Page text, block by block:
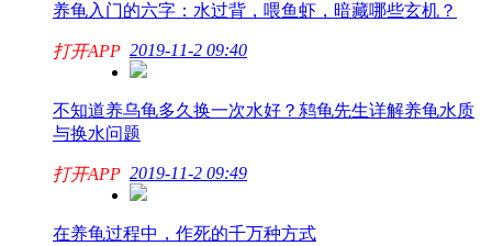
养龟入门的六字：水过背，喂鱼虾，暗藏哪些玄机？
2019-11-2 09:40
打开APP
不知道养乌龟多久换一次水好？鸫龟先生详解养龟水质
与换水问题
2019-11-2 09:49
打开APP
在养龟过程中，作死的千万种方式